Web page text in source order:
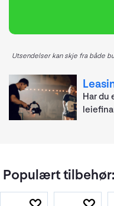
Utsendelser kan skje fra både
Har du
Populært tilbehør: